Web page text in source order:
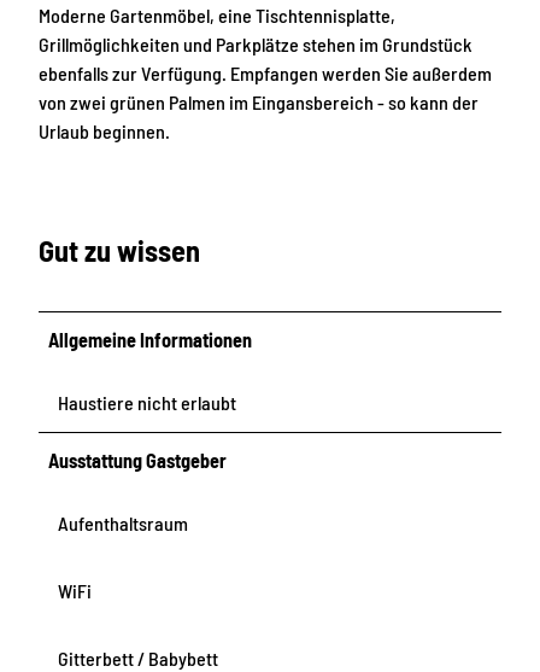
Moderne Gartenmöbel, eine Tischtennisplatte,
Grillmöglichkeiten und Parkplätze stehen im Grundstück
ebenfalls zur Verfügung. Empfangen werden Sie außerdem
von zwei grünen Palmen im Eingansbereich - so kann der
Urlaub beginnen.
Gut zu wissen
Allgemeine Informationen
Haustiere nicht erlaubt
Ausstattung Gastgeber
Aufenthaltsraum
WiFi
Gitterbett / Babybett